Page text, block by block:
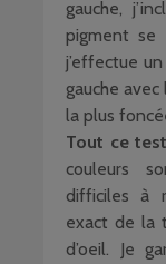
gauche,
pigment se
j’effectue
gauche
la plus
Tout ce
couleurs
difficiles à
exact de la
d’oeil. Je